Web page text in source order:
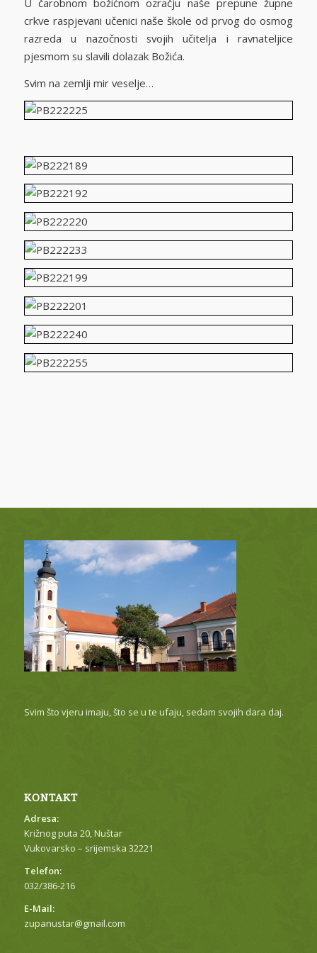
crkve raspjevani učenici naše škole od prvog do osmog
razreda u nazočnosti svojih učitelja i ravnateljice
pjesmom su slavili dolazak Božića.
Svim na zemlji mir veselje…
Svim što vjeru imaju, što se u te ufaju, sedam svojih dara daj.
KONTAKT
Adresa:
Križnog puta 20, Nuštar
Vukovarsko – srijemska 32221
Telefon:
032/386-216
E-Mail:
zupanustar@gmail.com